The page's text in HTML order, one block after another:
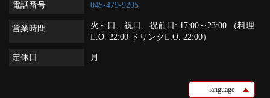
電話番号 045-479-9205
営業時間
火～日、祝日、祝前日: 17:00～23:00 （料理
L.O. 22:00 ドリンクL.O. 22:00）
定休日 月
language